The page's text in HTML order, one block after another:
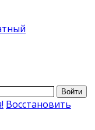
Войти
Восстановить